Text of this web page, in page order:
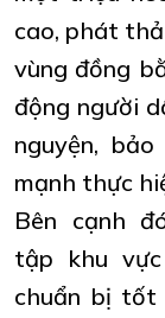
cao, phát
vùng đồng
động người
nguyện,
mạnh thực
Bên cạnh
tập khu
chuẩn bị tốt